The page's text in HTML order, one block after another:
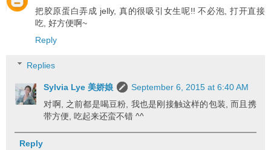
把胶原蛋白弄成 jelly, 真的很吸引女生呢!! 不必泡, 打开直接
吃, 好方便啊~
Reply
Replies
Sylvia Lye 美娇娘
September 6, 2015 at 6:40 AM
对啊, 之前都是喝豆粉, 我也是刚接触这样的包装, 而且携
带方便, 吃起来还蛮不错 ^^
Reply